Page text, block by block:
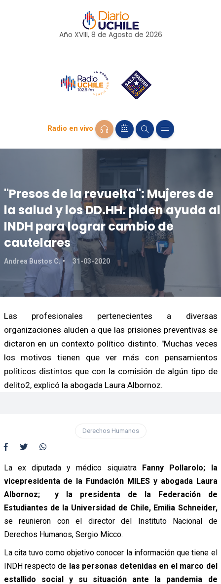
Año XVIII, 8 de Agosto de 2026
Radio en vivo
"Presos de la revuelta": Mujeres de
la salud y los DD.HH. piden ayuda al
INDH para lograr cambio de
cautelares
Andrea Bustos C. 31-03-2020
Las profesionales pertenecientes a diversas
organizaciones aluden a que las prisiones preventivas se
dictaron en un contexto político distinto. "Muchas veces
los motivos tienen que ver más con pensamientos
políticos distintos que con la comisión de algún tipo de
delito2, explicó la abogada Laura Albornoz.
Derechos Humanos
La ex diputada y médico siquiatra Fanny Pollarolo; la
vicepresidenta de la Fundación MILES y abogada Laura
Albornoz; y la presidenta de la Federación de
Estudiantes de la Universidad de Chile, Emilia Schneider,
se reunieron con el director del Instituto Nacional de
Derechos Humanos, Sergio Micco.
La cita tuvo como objetivo conocer la información que tiene el
INDH respecto de las personas detenidas en el marco del
estallido social y su situación ante la pandemia de